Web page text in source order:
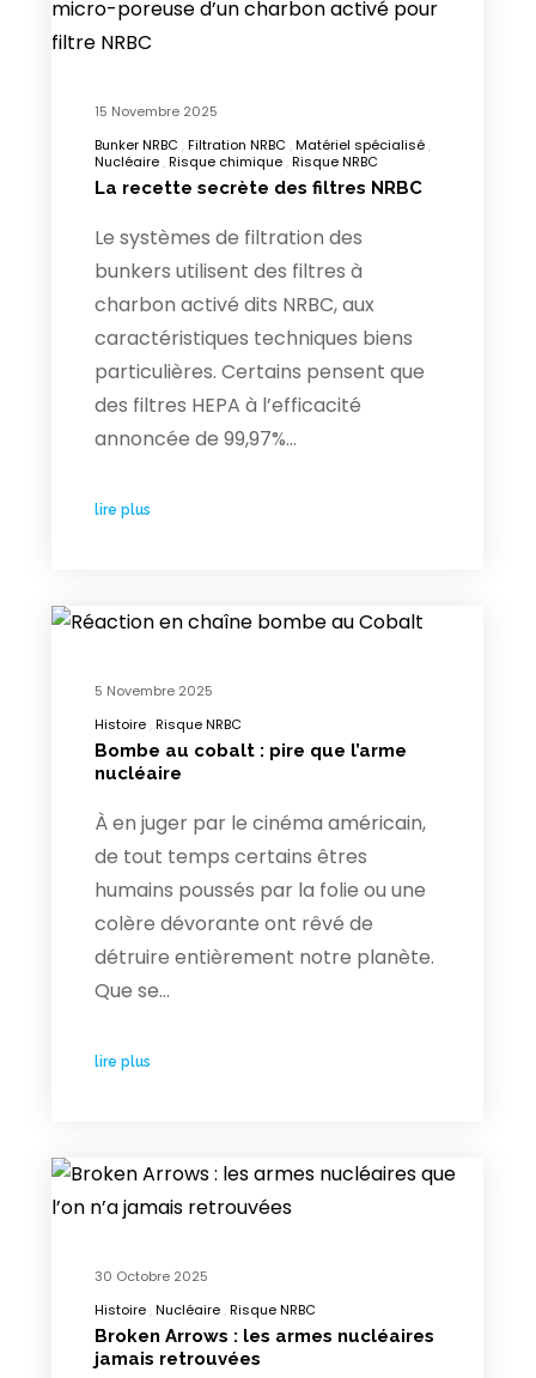
15 Novembre 2025
Bunker NRBC Filtration NRBC Matériel spécialisé
Nucléaire Risque chimique Risque NRBC
La recette secrète des filtres NRBC
Le systèmes de filtration des
bunkers utilisent des filtres à
charbon activé dits NRBC, aux
caractéristiques techniques biens
particulières. Certains pensent que
des filtres HEPA à l’efficacité
annoncée de 99,97%…
lire plus
5 Novembre 2025
Histoire Risque NRBC
Bombe au cobalt : pire que l’arme
nucléaire
À en juger par le cinéma américain,
de tout temps certains êtres
humains poussés par la folie ou une
colère dévorante ont rêvé de
détruire entièrement notre planète.
Que se…
lire plus
30 Octobre 2025
Histoire Nucléaire Risque NRBC
Broken Arrows : les armes nucléaires
jamais retrouvées